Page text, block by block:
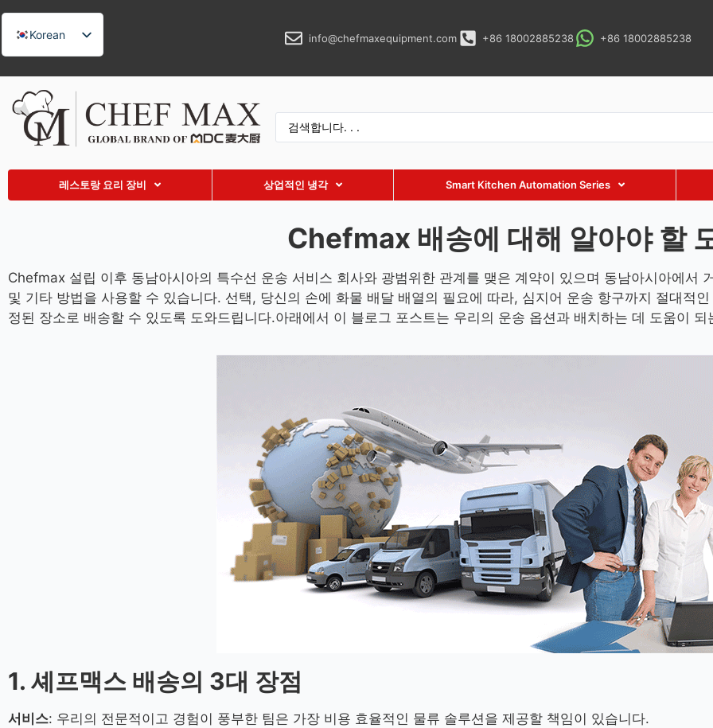
Korean
English
German
French
Spanish
Arabic
Thai
Indonesian
Malay
info@chefmaxequipment.com +86 18002885238 +86 18002885238
레스토랑 요리 장비 상업적인 냉각 Smart Kitchen Automation Series
Chefmax 배송에 대해 알아야 할
Chefmax 설립 이후 동남아시아의 특수선 운송 서비스 회사와 광범위한 관계를 맺은 계약이 있으며 동남아시아에서
및 기타 방법을 사용할 수 있습니다. 선택, 당신의 손에 화물 배달 배열의 필요에 따라, 심지어 운송 항구까지 절대적
정된 장소로 배송할 수 있도록 도와드립니다.아래에서 이 블로그 포스트는 우리의 운송 옵션과 배치하는 데 도움이
1. 셰프맥스 배송의 3대 장점
서비스: 우리의 전문적이고 경험이 풍부한 팀은 가장 비용 효율적인 물류 솔루션을 제공할 책임이 있습니다.